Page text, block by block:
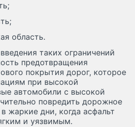
область.
таких ограничений
предотвращения
покрытия дорог, которое
при высокой
автомобили с высокой
повредить дорожное
жаркие дни, когда асфальт
и уязвимым.